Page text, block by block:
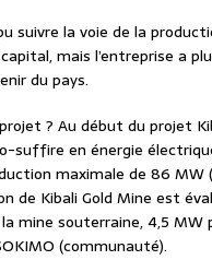
suivre la voie de la
mais l’entreprise a
du pays.
? Au début du projet
suffire en énergie
maximale de 86
de Kibali Gold Mine est
mine souterraine, 4,5
(communauté).